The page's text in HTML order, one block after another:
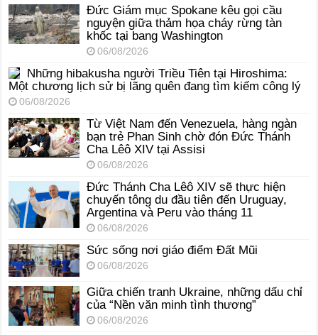
Đức Giám mục Spokane kêu gọi cầu
nguyện giữa thảm họa cháy rừng tàn
khốc tại bang Washington
06/08/2026
Những hibakusha người Triều Tiên tại Hiroshima:
Một chương lịch sử bị lãng quên đang tìm kiếm công lý
06/08/2026
Từ Việt Nam đến Venezuela, hàng ngàn
bạn trẻ Phan Sinh chờ đón Đức Thánh
Cha Lêô XIV tại Assisi
06/08/2026
Đức Thánh Cha Lêô XIV sẽ thực hiện
chuyến tông du đầu tiên đến Uruguay,
Argentina và Peru vào tháng 11
06/08/2026
Sức sống nơi giáo điểm Đất Mũi
06/08/2026
Giữa chiến tranh Ukraine, những dấu chỉ
của “Nền văn minh tình thương”
06/08/2026